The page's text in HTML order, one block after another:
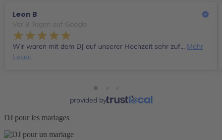
Leon B
Vor 8 Tagen auf Google
Wir waren mit dem DJ auf unserer Hochzeit sehr zuf... Mehr
Lesen
provided by
DJ pour les mariages